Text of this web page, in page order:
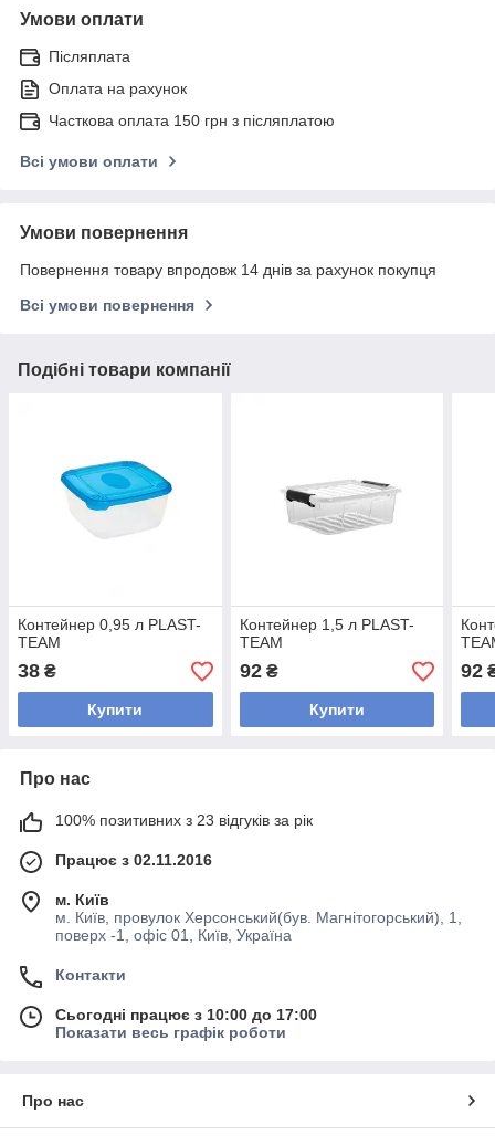
Умови оплати
Післяплата
Оплата на рахунок
Часткова оплата 150 грн з післяплатою
Всі умови оплати
Умови повернення
Повернення товару впродовж 14 днів за рахунок покупця
Всі умови повернення
Подібні товари компанії
Контейнер 0,95 л PLAST-
TEAM
38 ₴
Купити
Контейнер 1,5 л PLAST-
TEAM
92₴
Купити
92
Про нас
100% позитивних з 23 відгуків за рік
Працює з 02.11.2016
м. Київ
м. Київ, провулок Херсонський(був. Магнітогорський), 1,
поверх -1, офіс 01, Київ, Україна
Контакти
Сьогодні працює з 10:00 до 17:00
Показати весь графік роботи
Про нас